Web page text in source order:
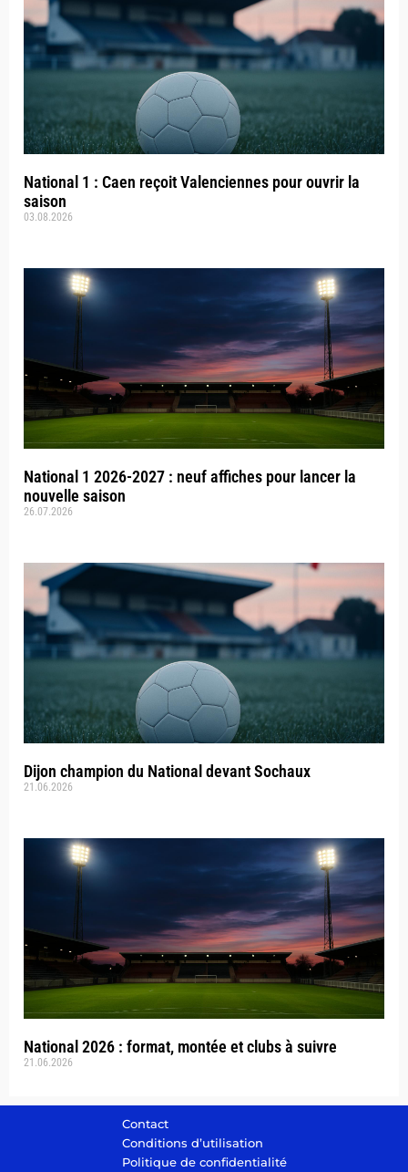
National 1 : Caen reçoit Valenciennes pour ouvrir la
saison
03.08.2026
National 1 2026-2027 : neuf affiches pour lancer la
nouvelle saison
26.07.2026
Dijon champion du National devant Sochaux
21.06.2026
National 2026 : format, montée et clubs à suivre
21.06.2026
Contact
Conditions d’utilisation
Politique de confidentialité